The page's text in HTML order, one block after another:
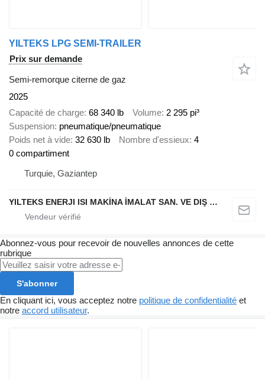
YILTEKS LPG SEMI-TRAILER
Prix sur demande
Semi-remorque citerne de gaz
2025
Capacité de charge 68 340 lb Volume 2 295 pi³
Suspension pneumatique/pneumatique
Poids net à vide 32 630 lb Nombre d'essieux 4
0 compartiment
Turquie, Gaziantep
YILTEKS ENERJI ISI MAKİNA İMALAT SAN. VE DIŞ TİC. LTD. ŞTİ.
Abonnez-vous pour recevoir de nouvelles annonces de cette
rubrique
S'abonner
En cliquant ici, vous acceptez notre politique de confidentialité et
notre accord utilisateur.